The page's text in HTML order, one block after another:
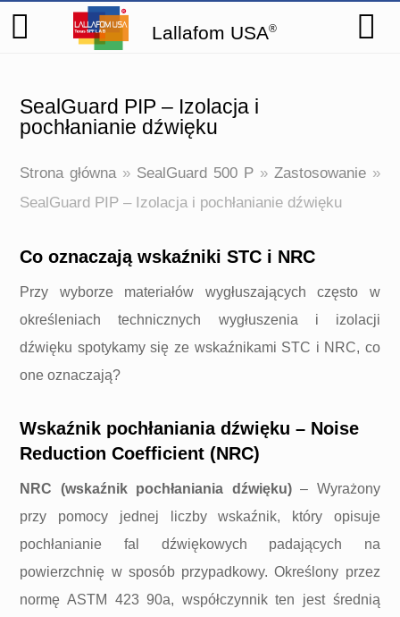
Lallafom USA®
SealGuard PIP – Izolacja i
pochłanianie dźwięku
Strona główna» SealGuard 500 P» Zastosowanie»
SealGuard PIP – Izolacja i pochłanianie dźwięku
Co oznaczają wskaźniki STC i NRC
Przy wyborze materiałów wygłuszających często w
określeniach technicznych wygłuszenia i izolacji
dźwięku spotykamy się ze wskaźnikami STC i NRC, co
one oznaczają?
Wskaźnik pochłaniania dźwięku – Noise
Reduction Сoefficient (NRC)
NRC (wskaźnik pochłaniania dźwięku)– Wyrażony
przy pomocy jednej liczby wskaźnik, który opisuje
pochłanianie fal dźwiękowych padających na
powierzchnię w sposób przypadkowy. Określony przez
normę ASTM 423 90a, współczynnik ten jest średnią